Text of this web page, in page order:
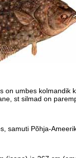
on umbes kolmandik
st silmad on
samuti Põhja-